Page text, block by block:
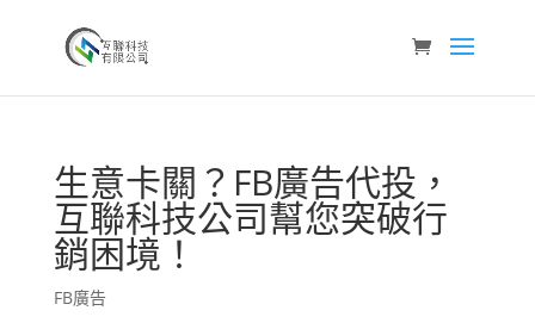
生意卡關？FB廣告代投，
互聯科技公司幫您突破行
銷困境！
FB廣告